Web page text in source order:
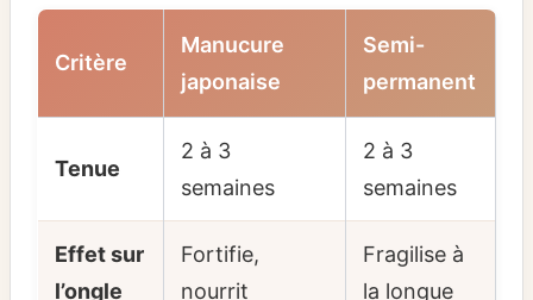
Critère
Manucure
japonaise
Semi-
permanent
Tenue
2 à 3
semaines
2 à 3
semaines
Effet sur
l’ongle
Fortifie,
nourrit
Fragilise à
la longue